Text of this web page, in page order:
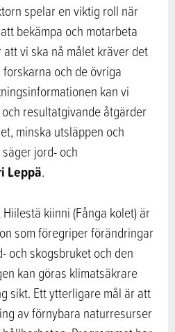
spelar en viktig roll när
bekämpa och motarbeta
vi ska nå målet kräver det
och de övriga
kan vi
resultatgivande åtgärder
minska utsläppen och
jord- och
Leppä.
kiinni (Fånga kolet) är
som föregriper förändringar
och skogsbruket och den
kan göras klimatsäkrare
sikt. Ett ytterligare mål är att
av förnybara naturresurser